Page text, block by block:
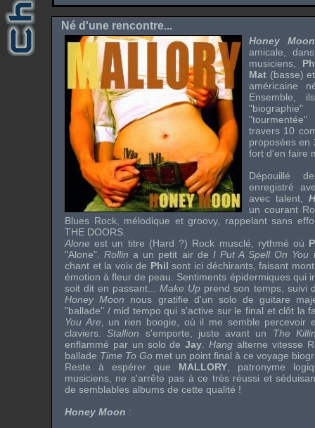
Né d'une rencontre...
Honey
amicale,
musiciens,
Mat (basse)
américaine
Ensemble,
travers 10
proposées
fort d'en faire
Dépouillé
enregistré
avec talent,
un courant
Blues Rock, mélodique et groovy, rappelant sans
THE DOORS
Aloneest un titre (Hard?) Rock musclé, rythmé où
"Alone".Rollina un petit air de I Put A Spell On You
chant et la voix de Philsont ici déchirants, faisant
émotion à fleur de peau. Sentiments épidermiques qui
soit dit en passant...
Make Up prend son temps, suivi
Honey Moon nous gratifie d'un solo de guitare
"ballade" / mid tempo qui s'active sur le final et clôt la
You Are , un rien boogie , où il me semble percevoir
claviers.Stallion s'emporte, juste avant un The
enflammé par un solo deJay .Hangalterne vitesse
ballade Time To Go met un point final à ce voyage
Reste à espérer que MALLORY , patronyme
musiciens, ne s'arrête pas à ce très réussi et
de semblables albums de cette qualité !
Honey Moon :